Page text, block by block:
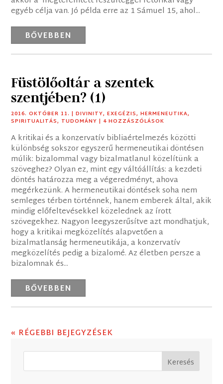
egyéb célja van. Jó példa erre az 1 Sámuel 15, ahol...
BŐVEBBEN
Füstölőoltár a szentek
szentjében? (1)
2016. OKTÓBER 11. |DIVINITY,EXEGÉZIS,HERMENEUTIKA,
SPIRITUALITÁS, TUDOMÁNY | 4 HOZZÁSZÓLÁSOK
A kritikai és a konzervatív bibliaértelmezés közötti
különbség sokszor egyszerű hermeneutikai döntésen
múlik: bizalommal vagy bizalmatlanul közelítünk a
szöveghez? Olyan ez, mint egy váltóállítás: a kezdeti
döntés határozza meg a végeredményt, ahova
megérkezünk. A hermeneutikai döntések soha nem
semleges térben történnek, hanem emberek által, akik
mindig előfeltevésekkel közelednek az írott
szövegekhez. Nagyon leegyszerűsítve azt mondhatjuk,
hogy a kritikai megközelítés alapvetően a
bizalmatlanság hermeneutikája, a konzervatív
megközelítés pedig a bizalomé. Az életben persze a
bizalomnak és...
BŐVEBBEN
« RÉGEBBI BEJEGYZÉSEK